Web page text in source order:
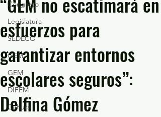
Congreso
Legislatura
SEDECO
GEM
GEM
DIFEM
Cultura
esfuerzos para
garantizar entornos
escolares seguros”:
Delfina Gómez